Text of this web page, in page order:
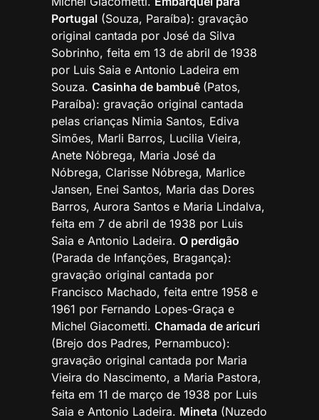
Portugal (Souza, Paraíba): gravação
original cantada por José da Silva
Sobrinho, feita em 13 de abril de 1938
por Luis Saia e Antonio Ladeira em
Souza. Casinha de bambuê (Patos,
Paraíba): gravação original cantada
pelas crianças Nimia Santos, Ediva
Simões, Marli Barros, Lucilia Vieira,
Anete Nóbrega, Maria José da
Nóbrega, Clarisse Nóbrega, Marlice
Jansen, Enei Santos, Maria das Dores
Barros, Aurora Santos e Maria Lindalva,
feita em 7 de abril de 1938 por Luis
Saia e Antonio Ladeira. O perdigão
(Parada de Infanções, Bragança):
gravação original cantada por
Francisco Machado, feita entre 1958 e
1961 por Fernando Lopes-Graça e
Michel Giacometti. Chamada de aricuri
(Brejo dos Padres, Pernambuco):
gravação original cantada por Maria
Vieira do Nascimento, a Maria Pastora,
feita em 11 de março de 1938 por Luis
Saia e Antonio Ladeira. Mineta (Nuzedo